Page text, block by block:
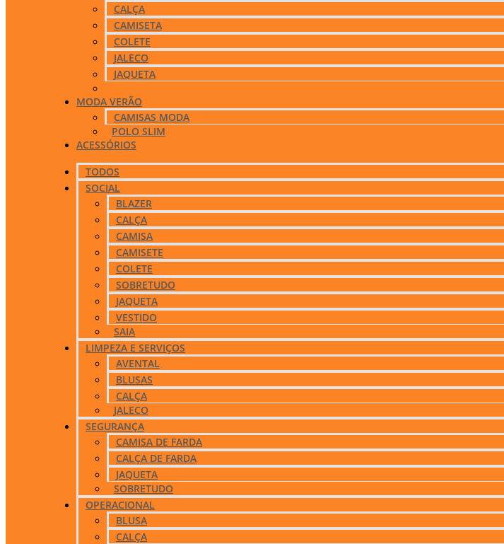
CALÇA
CAMISETA
COLETE
JALECO
JAQUETA
MODA VERÃO
CAMISAS MODA
POLO SLIM
ACESSÓRIOS
TODOS
SOCIAL
BLAZER
CALÇA
CAMISA
CAMISETE
COLETE
SOBRETUDO
JAQUETA
VESTIDO
SAIA
LIMPEZA E SERVIÇOS
AVENTAL
BLUSAS
CALÇA
JALECO
SEGURANÇA
CAMISA DE FARDA
CALÇA DE FARDA
JAQUETA
SOBRETUDO
OPERACIONAL
BLUSA
CALÇA